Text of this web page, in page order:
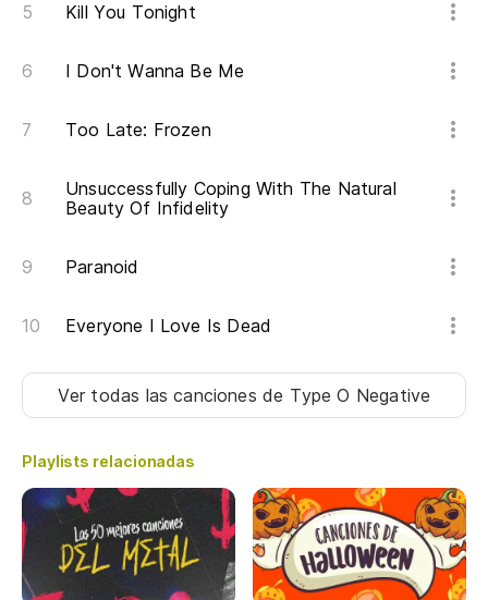
Kill You Tonight
I Don't Wanna Be Me
Too Late: Frozen
Unsuccessfully Coping With The Natural
Beauty Of Infidelity
Paranoid
Everyone I Love Is Dead
Ver todas las cancionesde Type O Negative
Playlists relacionadas